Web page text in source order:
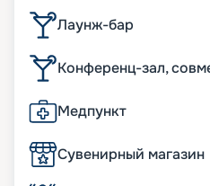
Лаунж-бар
Конференц-зал,
Медпункт
Сувенирный магазин